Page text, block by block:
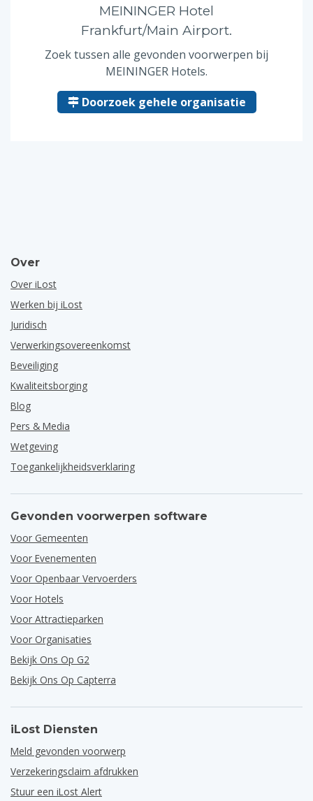
MEININGER Hotel
Frankfurt/Main Airport.
Zoek tussen alle gevonden voorwerpen bij
MEININGER Hotels.
Doorzoek gehele organisatie
Over
Over iLost
Werken bij iLost
Juridisch
Verwerkingsovereenkomst
Beveiliging
Kwaliteitsborging
Blog
Pers & Media
Wetgeving
Toegankelijkheidsverklaring
Gevonden voorwerpen software
Voor Gemeenten
Voor Evenementen
Voor Openbaar Vervoerders
Voor Hotels
Voor Attractieparken
Voor Organisaties
Bekijk Ons Op G2
Bekijk Ons Op Capterra
iLost Diensten
Meld gevonden voorwerp
Verzekeringsclaim afdrukken
Stuur een iLost Alert